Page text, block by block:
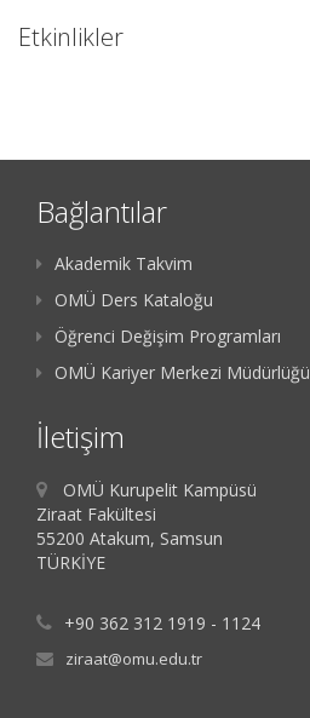
Etkinlikler
Bağlantılar
Akademik Takvim
OMÜ Ders Kataloğu
Öğrenci Değişim Programları
OMÜ Kariyer Merkezi Müdürlüğü
İletişim
OMÜ Kurupelit Kampüsü
Ziraat Fakültesi
55200 Atakum, Samsun
TÜRKİYE
+90 362 312 1919 - 1124
ziraat@omu.edu.tr